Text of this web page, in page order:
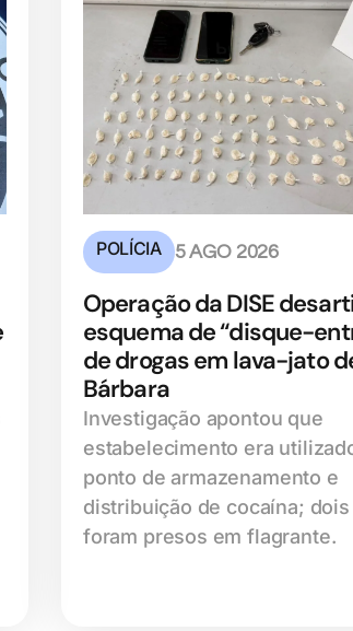
POLÍCIA 5 AGO 2026
Operação da DISE
esquema de “disque-
de drogas em lava-jato
Bárbara
Investigação apontou que
estabelecimento era
ponto de armazenamento e
distribuição de cocaína;
foram presos em flagrante.